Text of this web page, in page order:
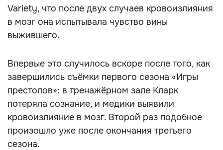
Variety, что после двух случаев кровоизлияния
в мозг она испытывала чувство вины
выжившего.
Впервые это случилось вскоре после того, как
завершились съёмки первого сезона «Игры
престолов»: в тренажёрном зале Кларк
потеряла сознание, и медики выявили
кровоизлияние в мозг. Второй раз подобное
произошло уже после окончания третьего
сезона.